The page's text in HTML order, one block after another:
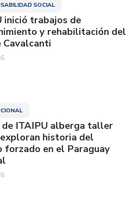
SOCIAL
inició trabajos de
y rehabilitación del
Cavalcanti
de ITAIPU alberga taller
historia del
forzado en el Paraguay